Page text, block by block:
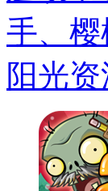
手、
阳光